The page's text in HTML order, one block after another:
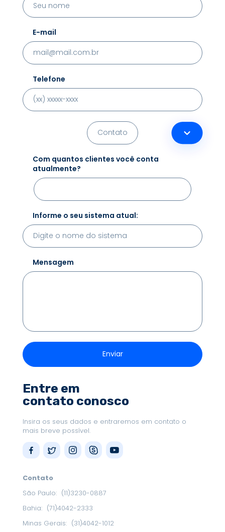
Entre em
contato conosco
Insira os seus dados e entraremos em contato o
mais breve possível.
Contato
São Paulo: (11)3230-0887
Bahia: (71)4042-2333
Minas Gerais: (31)4042-1012
E-mail
Telefone
Com quantos clientes você conta
atualmente?
Informe o seu sistema atual:
Mensagem